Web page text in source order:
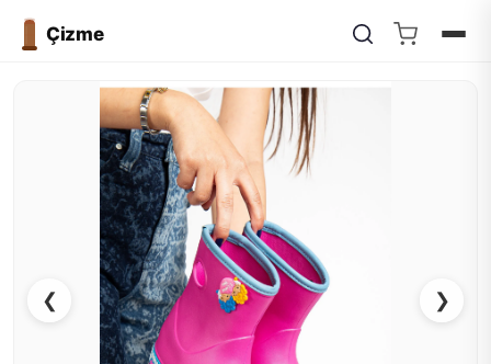
Çizme
❮ ❯